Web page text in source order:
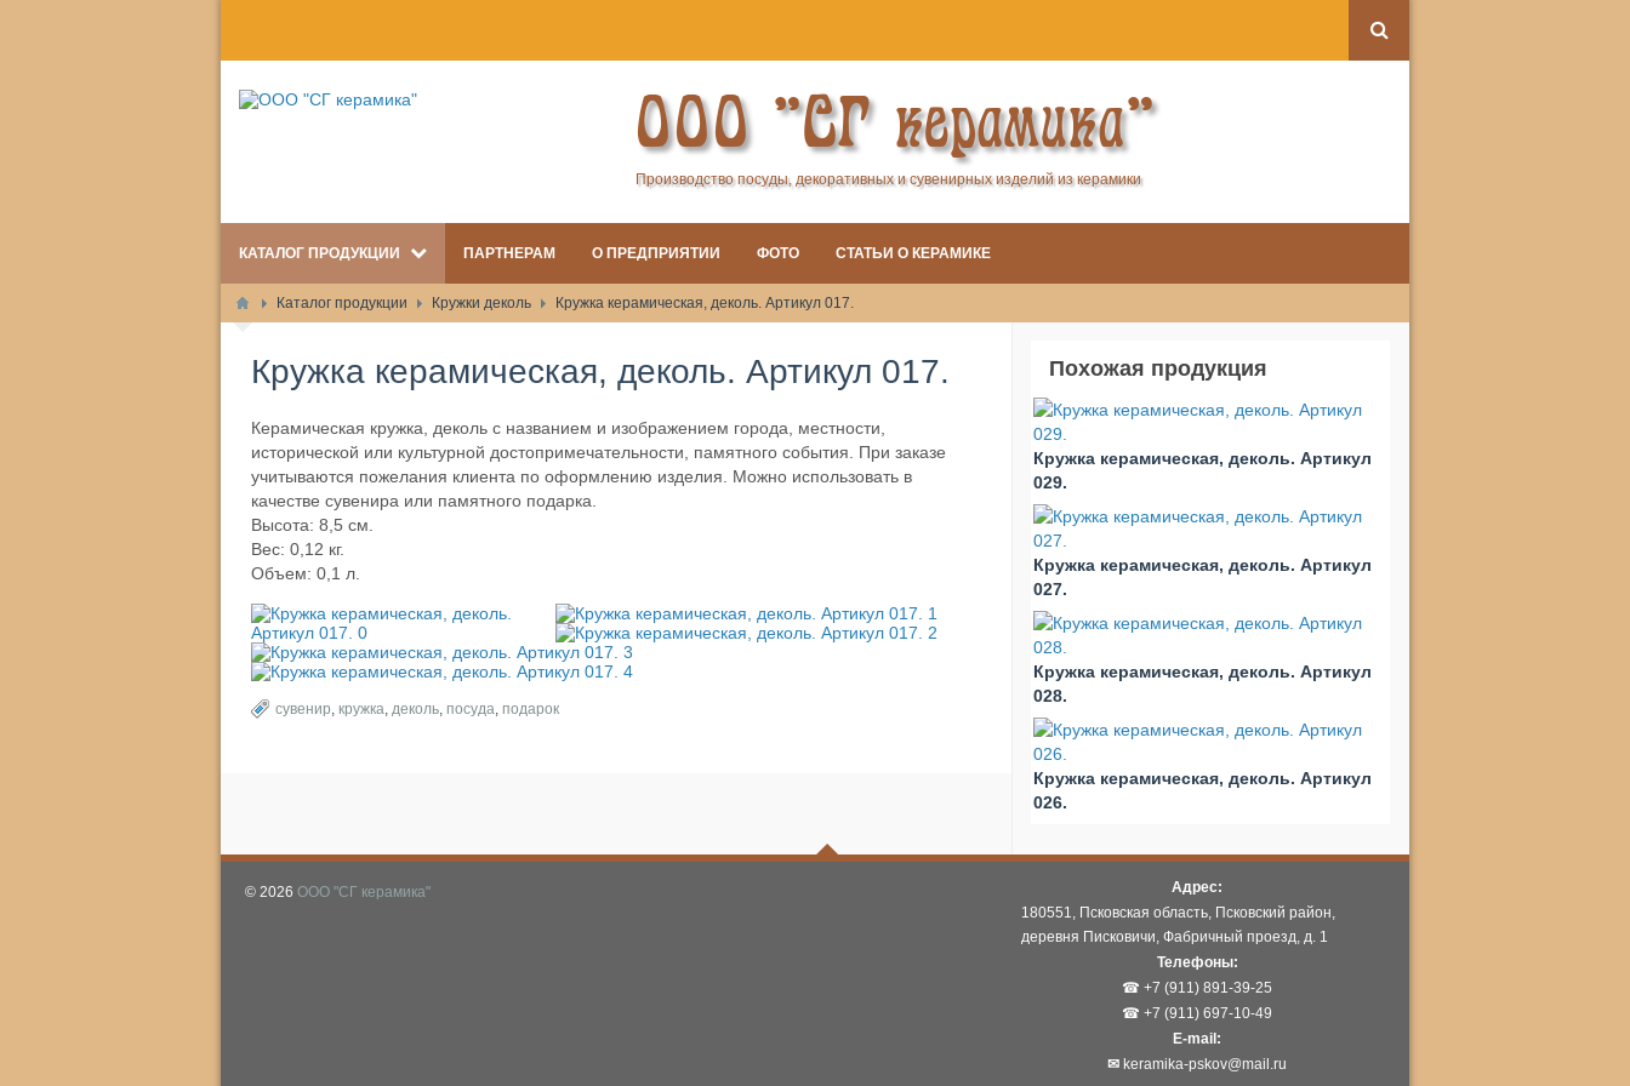
ООО "СГ керамика"
Производство посуды, декоративных и сувенирных изделий из керамики
КАТАЛОГ ПРОДУКЦИИ ПАРТНЕРАМ О ПРЕДПРИЯТИИ ФОТО СТАТЬИ О КЕРАМИКЕ
Каталог продукции Кружки деколь Кружка керамическая, деколь. Артикул 017.
Кружка керамическая, деколь. Артикул 017.
Керамическая кружка, деколь с названием и изображением города, местности,
исторической или культурной достопримечательности, памятного события. При заказе
учитываются пожелания клиента по оформлению изделия. Можно использовать в
качестве сувенира или памятного подарка.
Высота: 8,5 см.
Вес: 0,12 кг.
Объем: 0,1 л.
сувенир, кружка, деколь, посуда, подарок
Похожая продукция
Кружка керамическая, деколь. Артикул
029.
Кружка керамическая, деколь. Артикул
027.
Кружка керамическая, деколь. Артикул
028.
Кружка керамическая, деколь. Артикул
026.
© 2026 ООО "СГ керамика"
Адрес:
180551, Псковская область, Псковский район,
деревня Писковичи, Фабричный проезд, д. 1
Телефоны:
☎ +7 (911) 891-39-25
☎ +7 (911) 697-10-49
E-mail:
✉ keramika-pskov@mail.ru